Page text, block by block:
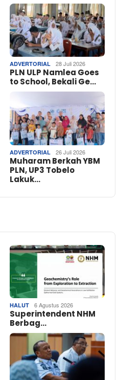
ADVERTORIAL 28 Juli 2026
PLN ULP Namlea Goes
to School, Bekali Ge…
ADVERTORIAL 26 Juli 2026
Muharam Berkah YBM
PLN, UP3 Tobelo
Lakuk…
HALUT 6 Agustus 2026
Superintendent NHM
Berbag…